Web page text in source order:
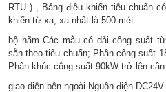
RTU ) , Bảng điều khiển tiêu chuẩn
khiển từ xa, xa nhất là 500 mét
bộ hãm Các mẫu có dải công suất
sẵn theo tiêu chuẩn; Phần công suất
Phân khúc công suất 90kW trở lên
giao diện bên ngoài Nguồn điện